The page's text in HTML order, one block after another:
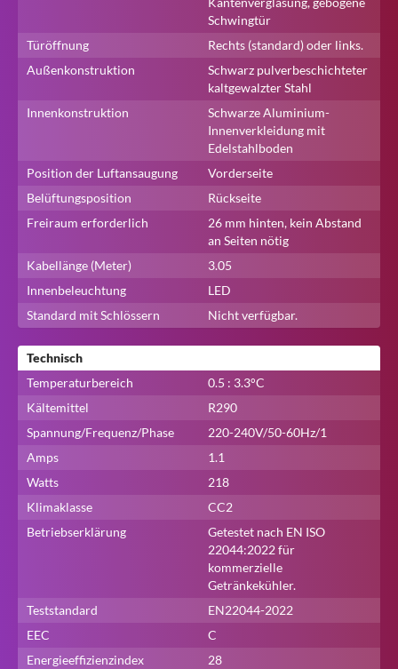
Nach einem Produkt suchen...
Schwingtür
Türöffnung
Rechts (standard) oder links.
Außenkonstruktion
Schwarz pulverbeschichteter
kaltgewalzter Stahl
Innenkonstruktion
Schwarze Aluminium-
Innenverkleidung mit
Edelstahlboden
Position der Luftansaugung
Vorderseite
Belüftungsposition
Rückseite
Freiraum erforderlich
26 mm hinten, kein Abstand
an Seiten nötig
Kabellänge (Meter)
3.05
Innenbeleuchtung
LED
Standard mit Schlössern
Nicht verfügbar.
Technisch
Temperaturbereich
0.5 : 3.3°C
Kältemittel
R290
Spannung/Frequenz/Phase
220-240V/50-60Hz/1
Amps
1.1
Watts
218
Klimaklasse
CC2
Betriebserklärung
Getestet nach EN ISO
22044:2022 für
kommerzielle
Getränkekühler.
Teststandard
EN22044-2022
EEC
C
Energieeffizienzindex
28